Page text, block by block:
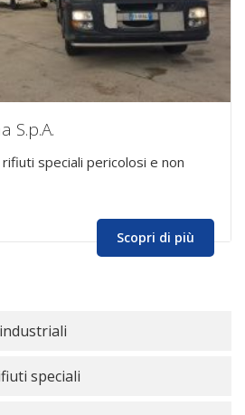
S.p.A.
speciali pericolosi e non
Scopri di più
speciali